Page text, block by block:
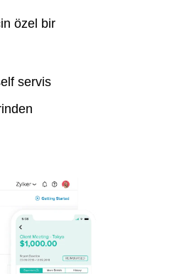
özel bir
servis